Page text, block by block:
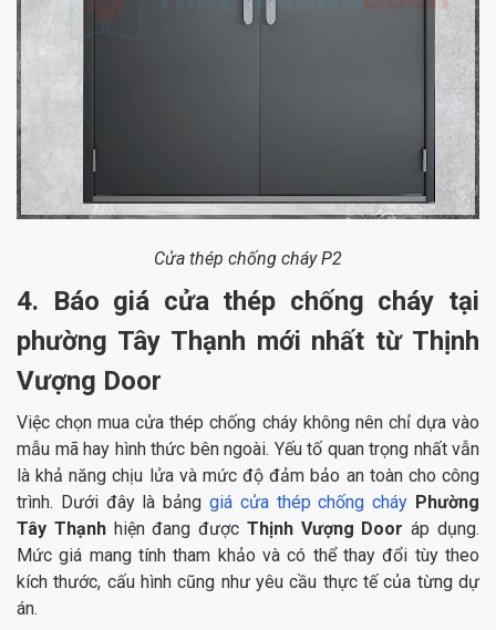
Cửa thép chống cháy P2
4. Báo giá cửa thép chống cháy tại
phường Tây Thạnh mới nhất từ Thịnh
Vượng Door
Việc chọn mua cửa thép chống cháy không nên chỉ dựa vào
mẫu mã hay hình thức bên ngoài. Yếu tố quan trọng nhất vẫn
là khả năng chịu lửa và mức độ đảm bảo an toàn cho công
trình. Dưới đây là bảng giá cửa thép chống cháy Phường
Tây Thạnh hiện đang được Thịnh Vượng Door áp dụng.
Mức giá mang tính tham khảo và có thể thay đổi tùy theo
kích thước, cấu hình cũng như yêu cầu thực tế của từng dự
án.